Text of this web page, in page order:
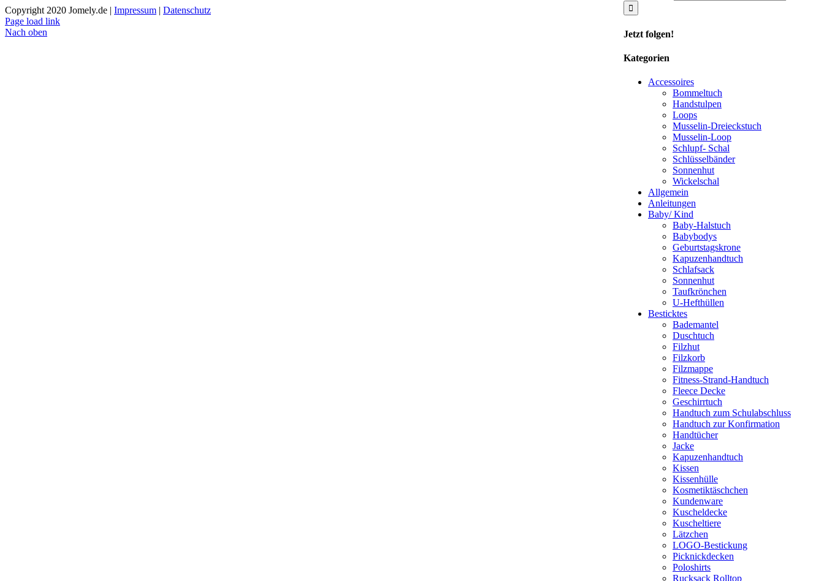
Jetzt folgen!
Kategorien
Accessoires
Bommeltuch
Handstulpen
Loops
Musselin-Dreieckstuch
Musselin-Loop
Schlupf- Schal
Schlüsselbänder
Sonnenhut
Wickelschal
Allgemein
Anleitungen
Baby/ Kind
Baby-Halstuch
Babybodys
Geburtstagskrone
Kapuzenhandtuch
Schlafsack
Sonnenhut
Taufkrönchen
U-Hefthüllen
Besticktes
Bademantel
Duschtuch
Filzhut
Filzkorb
Filzmappe
Fitness-Strand-Handtuch
Fleece Decke
Geschirrtuch
Handtuch zum Schulabschluss
Handtuch zur Konfirmation
Handtücher
Jacke
Kapuzenhandtuch
Kissen
Kissenhülle
Kosmetiktäschchen
Kundenware
Kuscheldecke
Kuscheltiere
Lätzchen
LOGO-Bestickung
Picknickdecken
Poloshirts
Rucksack Rolltop
Copyright 2020 Jomely.de | Impressum | Datenschutz
Page load link
Nach oben